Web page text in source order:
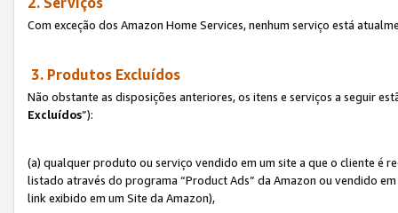
Com exceção dos Amazon Home Services, nenhum serviço está
3. Produtos Excluídos
Não obstante as disposições anteriores, os itens e serviços a seguir
Excluídos”):
(a) qualquer produto ou serviço vendido em um site a que o cliente é
listado através do programa “Product Ads” da Amazon ou vendido
link exibido em um Site da Amazon),